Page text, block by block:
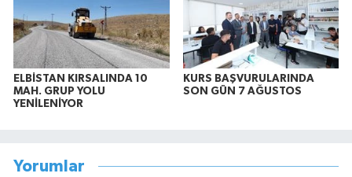
ELBİSTAN KIRSALINDA 10
MAH. GRUP YOLU
YENİLENİYOR
KURS BAŞVURULARINDA
SON GÜN 7 AĞUSTOS
Yorumlar